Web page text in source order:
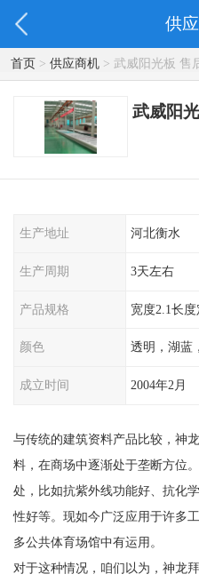
供
首页> 供应商机> 武威阳光板 售
武威阳
生产地址 河北衡水
生产周期 3天左右
产品规格 宽度2.1长
颜色 透明，湖蓝
成立时间 2004年2月
与传统的建筑资料产品比较，神
料，在商场中逐渐处于垄断方位
处，比如抗紫外线功能好、抗化
性好等。现如今广泛应用于许多
多公共体育场馆中有运用。
对于这种情况，咱们以为，神龙